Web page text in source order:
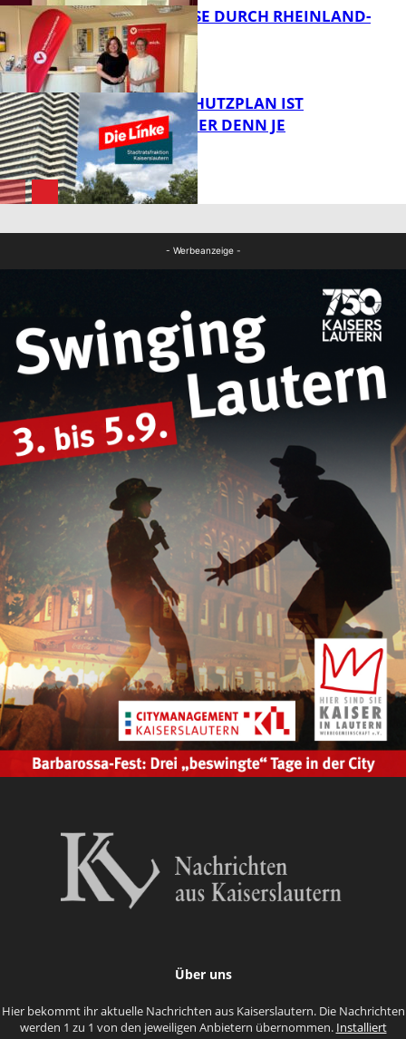
FB Gesundheit
Panorama
SOMMERREISE DURCH RHEINLAND-
PFALZ
EIN HITZESCHUTZPLAN IST
NOTWENDIGER DENN JE
- Werbeanzeige -
Über uns
Hier bekommt ihr aktuelle Nachrichten aus Kaiserslautern. Die Nachrichten
werden 1 zu 1 von den jeweiligen Anbietern übernommen. Installiert